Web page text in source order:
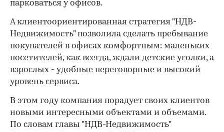
парковаться у офисов.
А клиентоориентированная стратегия "НДВ-
Недвижимость" позволила сделать пребывание
покупателей в офисах комфортным: маленьких
посетителей, как всегда, ждали детские уголки, а
взрослых - удобные переговорные и высокий
уровень сервиса.
В этом году компания порадует своих клиентов
новыми интересными объектами и объемами.
По словам главы "НДВ-Недвижимость"